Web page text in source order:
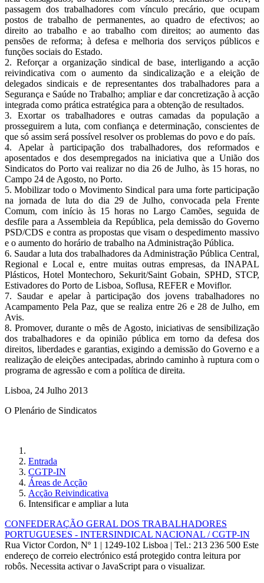
passagem dos trabalhadores com vínculo precário, que ocupam
postos de trabalho de permanentes, ao quadro de efectivos; ao
direito ao trabalho e ao trabalho com direitos; ao aumento das
pensões de reforma; à defesa e melhoria dos serviços públicos e
funções sociais do Estado.
2. Reforçar a organização sindical de base, interligando a acção
reivindicativa com o aumento da sindicalização e a eleição de
delegados sindicais e de representantes dos trabalhadores para a
Segurança e Saúde no Trabalho; ampliar e dar concretização à acção
integrada como prática estratégica para a obtenção de resultados.
3. Exortar os trabalhadores e outras camadas da população a
prosseguirem a luta, com confiança e determinação, conscientes de
que só assim será possível resolver os problemas do povo e do país.
4. Apelar à participação dos trabalhadores, dos reformados e
aposentados e dos desempregados na iniciativa que a União dos
Sindicatos do Porto vai realizar no dia 26 de Julho, às 15 horas, no
Campo 24 de Agosto, no Porto.
5. Mobilizar todo o Movimento Sindical para uma forte participação
na jornada de luta do dia 29 de Julho, convocada pela Frente
Comum, com início às 15 horas no Largo Camões, seguida de
desfile para a Assembleia da República, pela demissão do Governo
PSD/CDS e contra as propostas que visam o despedimento massivo
e o aumento do horário de trabalho na Administração Pública.
6. Saudar a luta dos trabalhadores da Administração Pública Central,
Regional e Local e, entre muitas outras empresas, da INAPAL
Plásticos, Hotel Montechoro, Sekurit/Saint Gobain, SPHD, STCP,
Estivadores do Porto de Lisboa, Soflusa, REFER e Moviflor.
7. Saudar e apelar à participação dos jovens trabalhadores no
Acampamento Pela Paz, que se realiza entre 26 e 28 de Julho, em
Avis.
8. Promover, durante o mês de Agosto, iniciativas de sensibilização
dos trabalhadores e da opinião pública em torno da defesa dos
direitos, liberdades e garantias, exigindo a demissão do Governo e a
realização de eleições antecipadas, abrindo caminho à ruptura com o
programa de agressão e com a política de direita.
Lisboa, 24 Julho 2013
O Plenário de Sindicatos
Entrada
CGTP-IN
Áreas de Acção
Acção Reivindicativa
Intensificar e ampliar a luta
CONFEDERAÇÃO GERAL DOS TRABALHADORES
PORTUGUESES - INTERSINDICAL NACIONAL / CGTP-IN
Rua Victor Cordon, Nº 1 | 1249-102 Lisboa | Tel.: 213 236 500 Este
endereço de correio electrónico está protegido contra leitura por
robôs. Necessita activar o JavaScript para o visualizar.